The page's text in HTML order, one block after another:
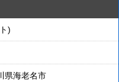
)
県海老名市